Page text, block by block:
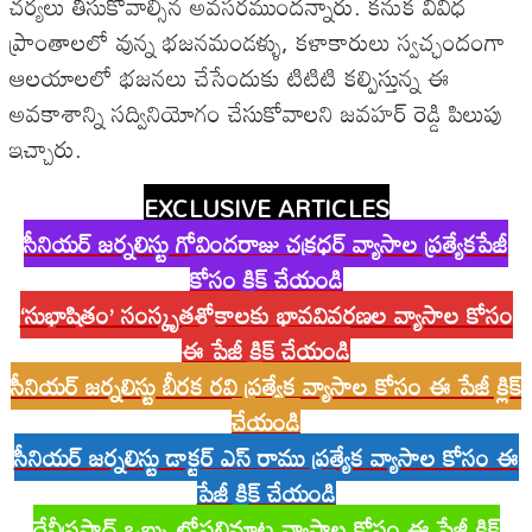
ప్రాంతాల‌లో వున్న భ‌జ‌న‌మండ‌ళ్ళు, క‌ళాకారులు స్వ‌చ్ఛందంగా
ఆల‌యాల‌లో భ‌జ‌న‌లు చేసేందుకు టిటిటి క‌ల్పిస్తున్న ఈ
అవ‌కాశాన్ని స‌ద్వినియోగం చేసుకోవాలని జవహర్ రెడ్డి పిలుపు
ఇచ్చారు.
EXCLUSIVE ARTICLES
సీనియర్ జర్నలిస్టు గోవిందరాజు చక్రధర్ వ్యాసాల ప్రత్యేకపేజీ
కోసం క్లిక్ చేయండి
‘సుభాషితం’ సంస్కృతశ్లోకాలకు భావవివరణల వ్యాసాల కోసం
ఈ పేజీ క్లిక్ చేయండి
సీనియర్ జర్నలిస్టు బీరక రవి ప్రత్యేక వ్యాసాల కోసం ఈ పేజీ క్లిక్
చేయండి
సీనియర్ జర్నలిస్టు డాక్టర్ ఎస్ రాము ప్రత్యేక వ్యాసాల కోసం ఈ
పేజీ క్లిక్ చేయండి